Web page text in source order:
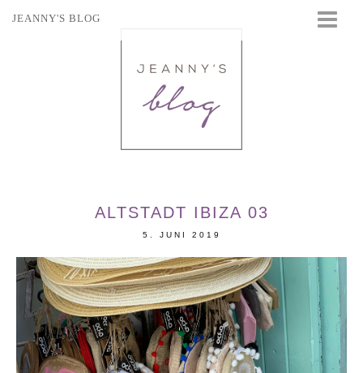
JEANNY'S BLOG
ALTSTADT IBIZA 03
5. JUNI 2019